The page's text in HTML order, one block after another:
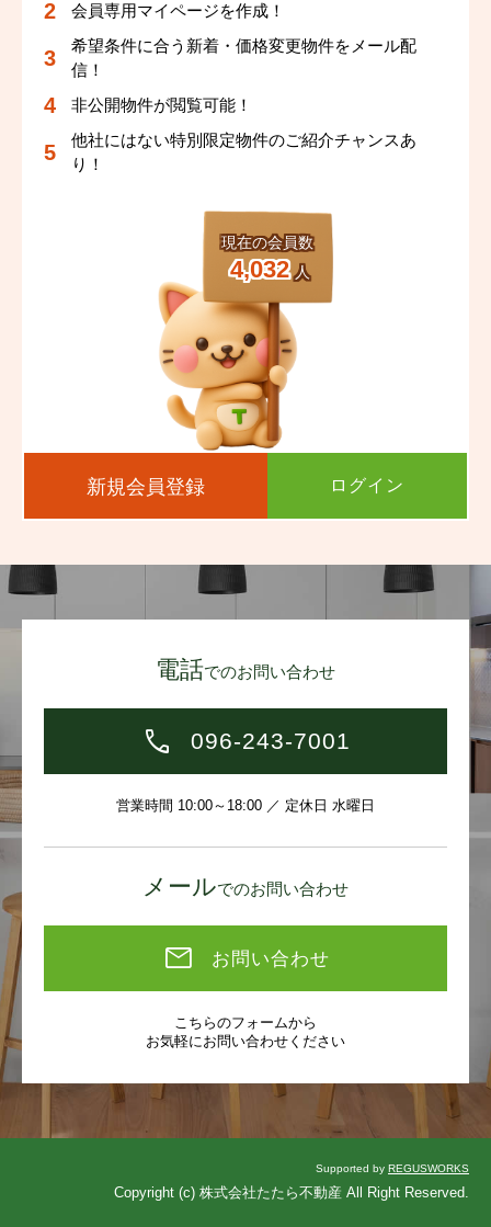
現在の会員数
4,032 人
会員専用マイページを作成！
希望条件に合う新着・価格変更物件をメール配
信！
非公開物件が閲覧可能！
他社にはない特別限定物件のご紹介チャンスあ
り！
新規会員登録 ログイン
電話でのお問い合わせ
096-243-7001
営業時間 10:00～18:00 ／ 定休日 水曜日
メールでのお問い合わせ
お問い合わせ
こちらのフォームから
お気軽にお問い合わせください
Supported by REGUSWORKS
Copyright (c) 株式会社たたら不動産 All Right Reserved.